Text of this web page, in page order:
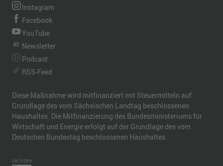
Instagram
Facebook
YouTube
Newsletter
Podcast
RSS-Feed
Diese Maßnahme wird mitfinanziert mit Steuermitteln auf
Grundlage des vom Sächsischen Landtag beschlossenen
Haushaltes. Die Mitfinanzierung des Bundesministeriums für
Wirtschaft und Energie erfolgt auf der Grundlage des vom
Deutschen Bundestag beschlossenen Haushaltes.